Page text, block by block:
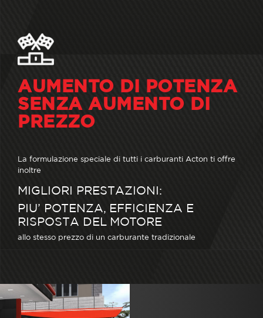
AUMENTO DI POTENZA
SENZA AUMENTO DI
PREZZO
La formulazione speciale di tutti i carburanti Acton ti offre
inoltre
MIGLIORI PRESTAZIONI:
PIU’ POTENZA, EFFICIENZA E
RISPOSTA DEL MOTORE
allo stesso prezzo di un carburante tradizionale